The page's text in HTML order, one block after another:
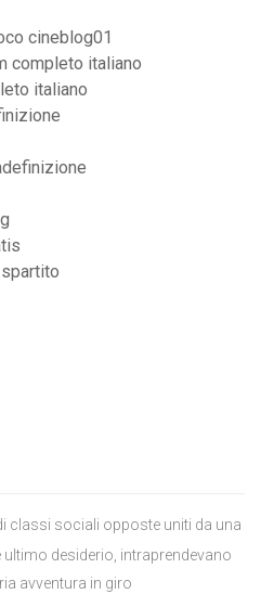
cineblog01
completo italiano
italiano
classi sociali opposte uniti da una
desiderio, intraprendevano
avventura in giro